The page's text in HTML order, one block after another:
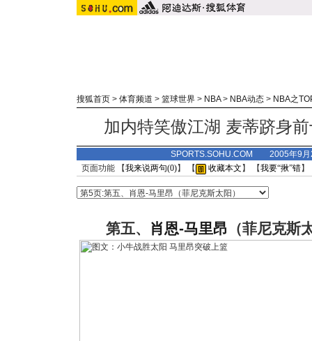
搜狐首页 > 体育频道 > 篮球世界 > NBA> NBA动态 > NBA之
加内特笑傲江湖 麦蒂跻身
SPORTS.SOHU.COM 2005年9
页面功能 【我来说两句(0)】 【 收藏本文 】 【我要“揪”错】
第五、 肖恩-马里昂 （菲尼克斯